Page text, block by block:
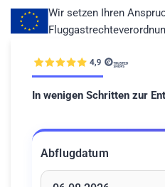
Wir setzen Ihren
In wenigen Schritten zur
Abflugdatum